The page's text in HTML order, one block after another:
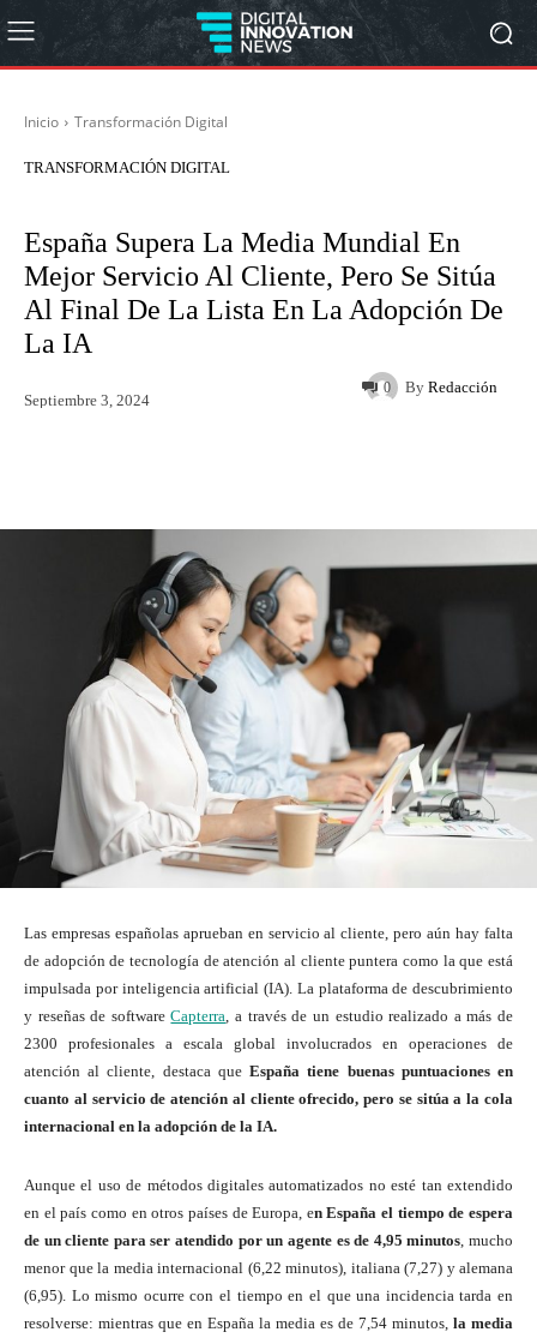
Inicio Transformación Digital
TRANSFORMACIÓN DIGITAL
España Supera La Media Mundial En
Mejor Servicio Al Cliente, Pero Se Sitúa
Al Final De La Lista En La Adopción De
La IA
By Redacción
Septiembre 3, 2024
0
Las empresas españolas aprueban en servicio al cliente, pero aún hay falta
de adopción de tecnología de atención al cliente puntera como la que está
impulsada por inteligencia artificial (IA). La plataforma de descubrimiento
y reseñas de softwareCapterra , a través de un estudio realizado a más de
2300 profesionales a escala global involucrados en operaciones de
atención al cliente, destaca queEspaña tiene buenas puntuaciones en
cuanto al servicio de atención al cliente ofrecido, pero se sitúa a la cola
internacional en la adopción de la IA.
Aunque el uso de métodos digitales automatizados no esté tan extendido
en el país como en otros países de Europa, en España el tiempo de espera
de un cliente para ser atendido por un agente es de 4,95 minutos , mucho
menor que la media internacional (6,22 minutos), italiana (7,27) y alemana
(6,95). Lo mismo ocurre con el tiempo en el que una incidencia tarda en
resolverse: mientras que en España la media es de 7,54 minutos, la media